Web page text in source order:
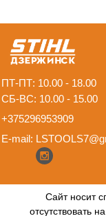
ПТ-ПТ: 10.00 - 18.00
СБ-ВС: 10.00 - 15.00
+375296953909
E-mail:
Сайт носит
отсутствовать